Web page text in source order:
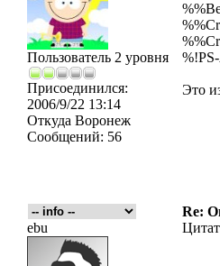
Пользователь 2 уровня
Присоединился:
2006/9/22 13:14
Откуда Воронеж
Сообщений: 56
Это
Re:
ebu